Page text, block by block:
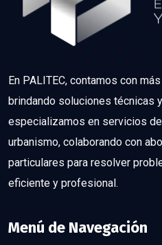
En PALITEC, contamos con
brindando soluciones técnicas
especializamos en servicios
urbanismo, colaborando con
particulares para resolver
eficiente y profesional.
Menú de Navegación